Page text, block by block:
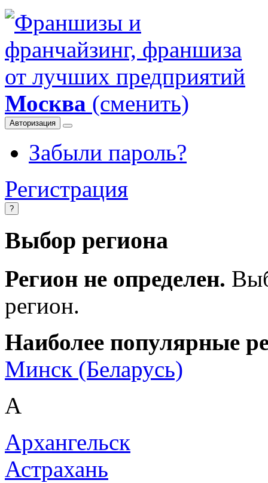
Москва (сменить)
Авторизация
Забыли пароль?
Регистрация
?
Выбор региона
Регион не определен.
регион.
Наиболее популярные
Минск (Беларусь)
А
Архангельск
Астрахань